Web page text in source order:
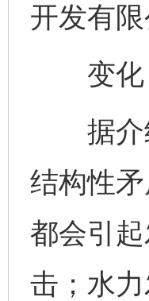
开发有
变化，
据介绍
结构性
都会引
击；水